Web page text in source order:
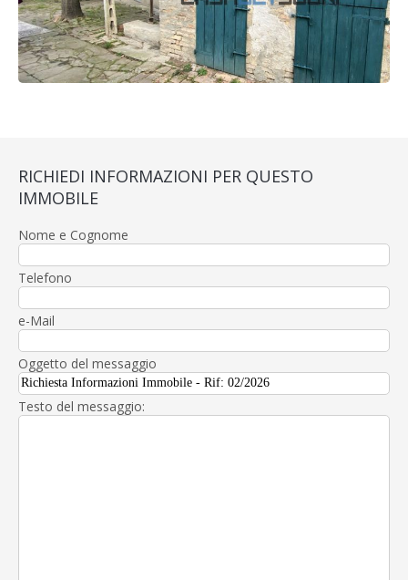
RICHIEDI INFORMAZIONI PER QUESTO
IMMOBILE
Nome e Cognome
Telefono
e-Mail
Oggetto del messaggio
Testo del messaggio: